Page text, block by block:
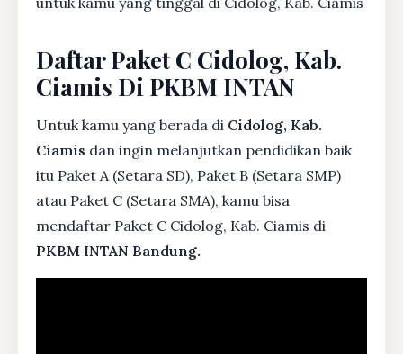
Daftar Paket C Cidolog, Kab.
Ciamis Di PKBM INTAN
Untuk kamu yang berada di Cidolog, Kab.
Ciamis dan ingin melanjutkan pendidikan baik
itu Paket A (Setara SD), Paket B (Setara SMP)
atau Paket C (Setara SMA), kamu bisa
mendaftar Paket C Cidolog, Kab. Ciamis di
PKBM INTAN Bandung.